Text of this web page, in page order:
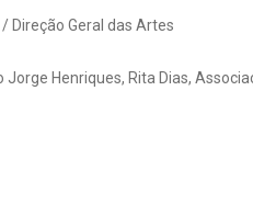
Direção Geral das Artes
Henriques, Rita Dias,